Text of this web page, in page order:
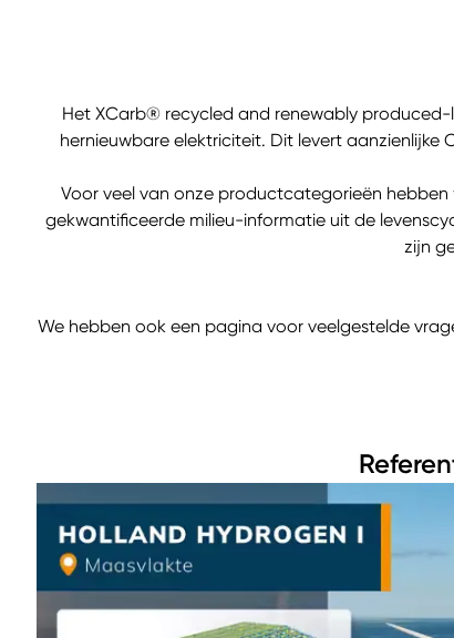
Het XCarb® recycled and renewably
hernieuwbare elektriciteit. Dit levert
Voor veel van onze productcategorieën hebben
gekwantificeerde milieu-informatie uit de
zijn
We hebben ook een pagina voor veelgestelde